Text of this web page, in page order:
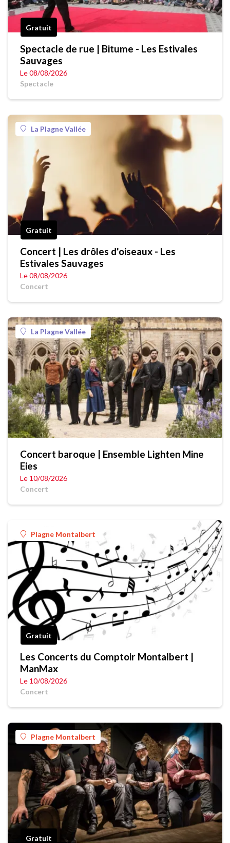
Gratuit
Spectacle de rue | Bitume - Les Estivales
Sauvages
Le 08/08/2026
Spectacle
La Plagne Vallée
Gratuit
Concert | Les drôles d'oiseaux - Les
Estivales Sauvages
Le 08/08/2026
Concert
La Plagne Vallée
Concert baroque | Ensemble Lighten Mine
Eies
Le 10/08/2026
Concert
Plagne Montalbert
Gratuit
Les Concerts du Comptoir Montalbert |
ManMax
Le 10/08/2026
Concert
Plagne Montalbert
Gratuit